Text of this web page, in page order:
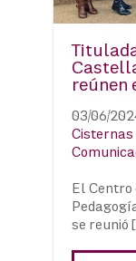
reúnen
03/06/
Cisternas
El Centro
se reunió